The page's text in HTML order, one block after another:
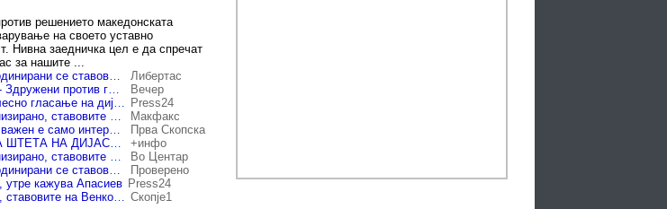
решението македонската
на своето уставно
Нивна заедничка цел е да спречат
за нашите ...
ВМРО-ДПМНЕ: Граѓаните гледаат дека координирани се ставовите на Венко Заев и Апасиев на штета на дијаспората
Либертас
ВЕНКО ЗБОРУВА, АПАСИЕВ ПОВТОРУВА - Здружени против гласовите на иселениците, реагираат од ВМРО-ДПМНЕ
Вечер
ВМРО-ДПМНЕ: СДС и Левица се против полесно гласање на дијаспората Press24
(Видео) „СДС и Левица настапуваат синхронизирано, ставовите на Венко Заев денес се утрешни ставови на Апасиев“, вели Манасиевски
Макфакс
ВМРО-ДПМНЕ: За коалицијата СДС-Левица важен е само интересот на Венко Заев и Апасиев, затоа на штета на државата и дијаспората го блокираат Изборниот закон
Прва Скопска
СДСМ И ЛЕВИЦА ЗДРУЖЕНО РАБОТАТ НА ШТЕТА НА ДИЈАСПОРАТА Сакаат да го спречат нивното право на глас
+инфо
(Видео) „СДС и Левица настапуваат синхронизирано, ставовите на Венко Заев денес се утрешни ставови на Апасиев“, вели Манасиевски
Во Центар
ВМРО-ДПМНЕ: Граѓаните гледаат дека координирани се ставовите на Венко Заев и Апасиев на штета на дијаспората
Проверено
кажува Апасиев Press24
„СДС и Левица настапуваат синхронизирано, ставовите на Венко Заев денес се утрешни ставови на Апасиев“, вели Манасиевски Скопје1